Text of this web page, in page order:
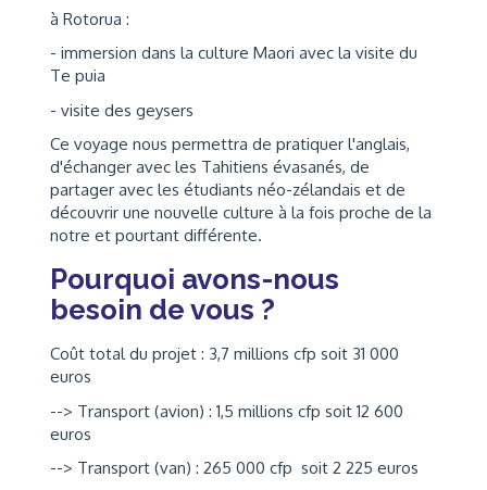
à Rotorua :
- immersion dans la culture Maori avec la visite du
Te puia
- visite des geysers
Ce voyage nous permettra de pratiquer l'anglais,
d'échanger avec les Tahitiens évasanés, de
partager avec les étudiants néo-zélandais et de
découvrir une nouvelle culture à la fois proche de la
notre et pourtant différente.
Pourquoi avons-nous
besoin de vous ?
Coût total du projet : 3,7 millions cfp soit 31 000
euros
--> Transport (avion) : 1,5 millions cfp soit 12 600
euros
--> Transport (van) : 265 000 cfp soit 2 225 euros